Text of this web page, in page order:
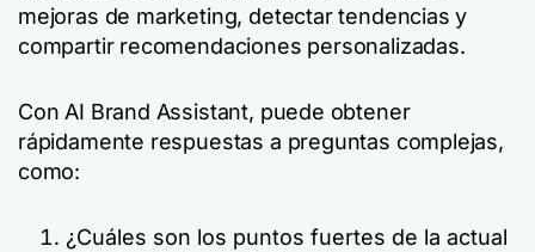
mejoras de marketing, detectar tendencias y
compartir recomendaciones personalizadas.
Con AI Brand Assistant, puede obtener
rápidamente respuestas a preguntas complejas,
como:
¿Cuáles son los puntos fuertes de la actual